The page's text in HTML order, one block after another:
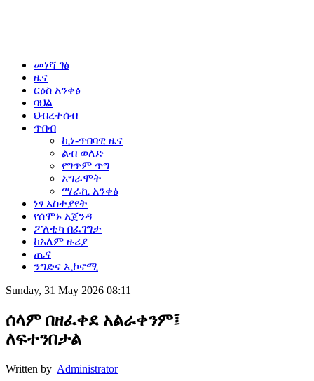
መነሻ ገፅ
ዜና
ርዕስ አንቀፅ
ባህል
ህብረተሰብ
ጥበብ
ኪነ-ጥበባዊ ዜና
ልብ ወለድ
የግጥም ጥግ
አግራሞት
ማራኪ አንቀፅ
ነፃ አስተያየት
የሰሞኑ አጀንዳ
ፖለቲካ በፈገግታ
ከአለም ዙሪያ
ጤና
ንግድና ኢኮኖሚ
Sunday, 31 May 2026 08:11
ሰላም በዘፈቀደ አልራቀንም፤
ለፍተንበታል
Written by Administrator